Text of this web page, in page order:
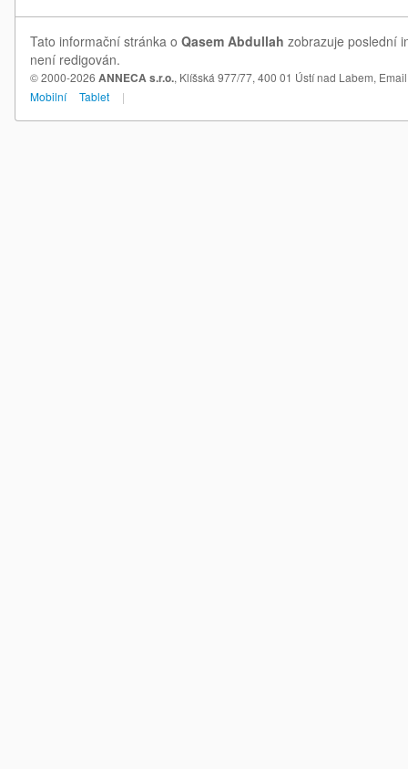
Tato informační stránka o Qasem Abdullah zobrazuje poslední
není redigován.
© 2000-2026 ANNECA s.r.o., Klíšská 977/77, 400 01 Ústí nad Labem,
Mobilní
Tablet |